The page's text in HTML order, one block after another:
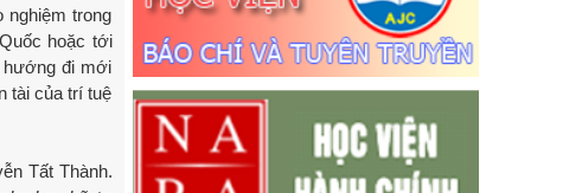
nghiệm trong
hoặc tới
hướng đi mới
tài của trí tuệ
Tất Thành.